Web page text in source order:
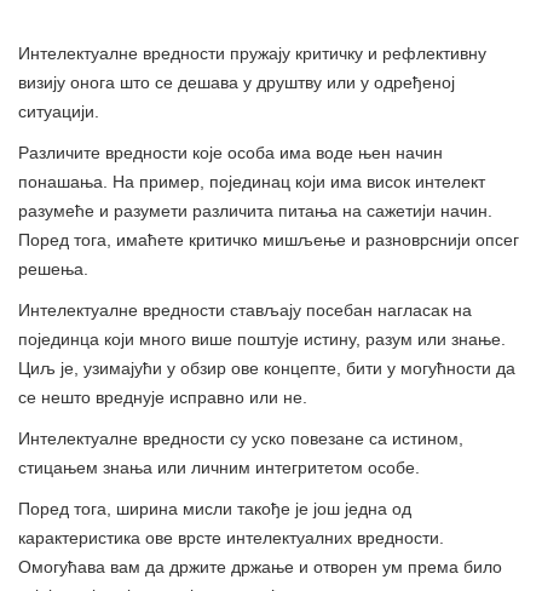
Интелектуалне вредности пружају критичку и рефлективну
визију онога што се дешава у друштву или у одређеној
ситуацији.
Различите вредности које особа има воде њен начин
понашања. На пример, појединац који има висок интелект
разумеће и разумети различита питања на сажетији начин.
Поред тога, имаћете критичко мишљење и разноврснији опсег
решења.
Интелектуалне вредности стављају посебан нагласак на
појединца који много више поштује истину, разум или знање.
Циљ је, узимајући у обзир ове концепте, бити у могућности да
се нешто вреднује исправно или не.
Интелектуалне вредности су уско повезане са истином,
стицањем знања или личним интегритетом особе.
Поред тога, ширина мисли такође је још једна од
карактеристика ове врсте интелектуалних вредности.
Омогућава вам да држите држање и отворен ум према било